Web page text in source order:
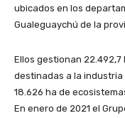
ubicados en los
Gualeguaychú de la
Ellos gestionan
destinadas a la industria
18.626 ha de
En enero de 2021 el